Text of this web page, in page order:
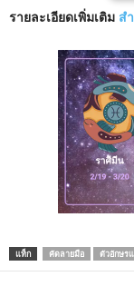
รายละเอียดเพิ่มเติม ส
แท็ก คัดลายมือ ตัวอักษร